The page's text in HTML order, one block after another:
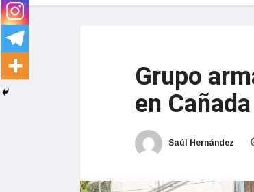
Grupo
en
Saúl Hernández